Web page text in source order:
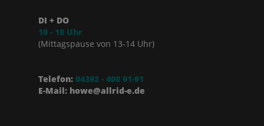
DI + DO
10 - 18 Uhr
(Mittagspause von 13-14 Uhr)
Telefon: 04392 - 400 91-91
E-Mail: howe@allrid-e.de